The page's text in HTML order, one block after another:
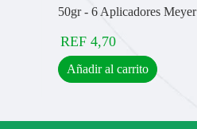
50gr - 6 Aplicadores Meyer
REF 4,70
Añadir al carrito